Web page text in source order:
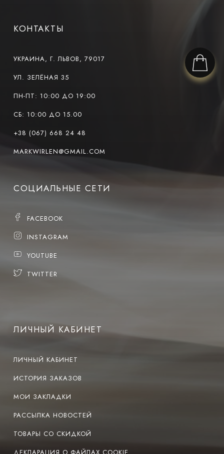
КОНТАКТЫ
УКРАИНА, Г. ЛЬВОВ, 79017
УЛ. ЗЕЛЁНАЯ 35
ПН-ПТ: 10:00 ДО 19:00
СБ: 10:00 ДО 15.00
+38 (067) 668 24 48
MARKWIRLEN@GMAIL.COM
СОЦИАЛЬНЫЕ СЕТИ
FACEBOOK
INSTAGRAM
YOUTUBE
TWITTER
ЛИЧНЫЙ КАБИНЕТ
ЛИЧНЫЙ КАБИНЕТ
ИСТОРИЯ ЗАКАЗОВ
МОИ ЗАКЛАДКИ
РАССЫЛКА НОВОСТЕЙ
ТОВАРЫ СО СКИДКОЙ